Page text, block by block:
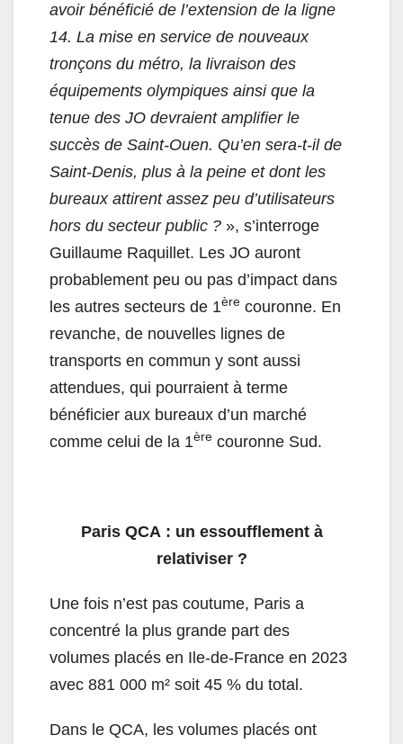
avoir bénéficié de l’extension de la ligne
14. La mise en service de nouveaux
tronçons du métro, la livraison des
équipements olympiques ainsi que la
tenue des JO devraient amplifier le
succès de Saint-Ouen. Qu’en sera-t-il de
Saint-Denis, plus à la peine et dont les
bureaux attirent assez peu d’utilisateurs
hors du secteur public ? », s’interroge
Guillaume Raquillet. Les JO auront
probablement peu ou pas d’impact dans
les autres secteurs de 1ère couronne. En
revanche, de nouvelles lignes de
transports en commun y sont aussi
attendues, qui pourraient à terme
bénéficier aux bureaux d’un marché
comme celui de la 1ère couronne Sud.
Paris QCA : un essoufflement à
relativiser ?
Une fois n’est pas coutume, Paris a
concentré la plus grande part des
volumes placés en Ile-de-France en 2023
avec 881 000 m² soit 45 % du total.
Dans le QCA, les volumes placés ont